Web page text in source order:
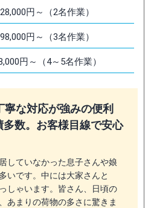
円～（2名作業）
円～（3名作業）
円～（4～5名作業）
な対応が強みの便利
数。お客様目線で安心
していなかった息子さんや娘
いです。中には大家さんと
しゃいます。皆さん、日頃の
あまりの荷物の多さに驚きま